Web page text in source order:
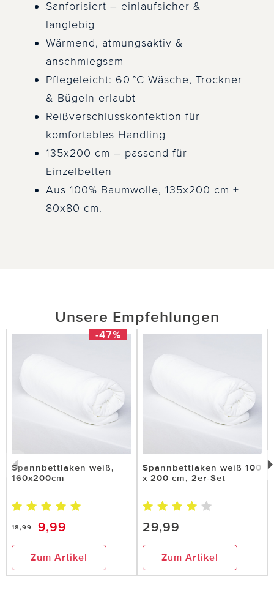
Sanforisiert – einlaufsicher &
langlebig
Wärmend, atmungsaktiv &
anschmiegsam
Pflegeleicht: 60 °C Wäsche, Trockner
& Bügeln erlaubt
Reißverschlusskonfektion für
komfortables Handling
135x200 cm – passend für
Einzelbetten
Aus 100% Baumwolle, 135x200 cm +
80x80 cm.
Unsere Empfehlungen
-47%
Spannbettlaken weiß,
160x200cm
18,99 9,99
Zum Artikel
Spannbettlaken weiß 100
x 200 cm, 2er-Set
29,99
Zum Artikel